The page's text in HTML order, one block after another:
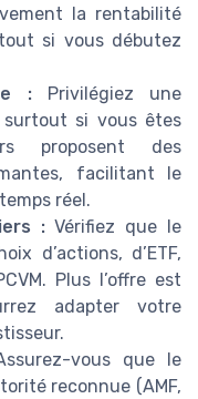
la rentabilité
si vous débutez
:Privilégiez une
si vous êtes
proposent des
facilitant le
réel.
:Vérifiez que le
d’actions, d’ETF,
Plus l’offre est
adapter votre
vous que le
reconnue (AMF,